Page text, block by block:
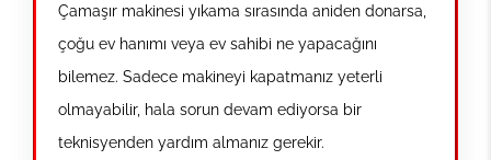
Çamaşır makinesi yıkama sırasında aniden donarsa,
çoğu ev hanımı veya ev sahibi ne yapacağını
bilemez. Sadece makineyi kapatmanız yeterli
olmayabilir, hala sorun devam ediyorsa bir
teknisyenden yardım almanız gerekir.